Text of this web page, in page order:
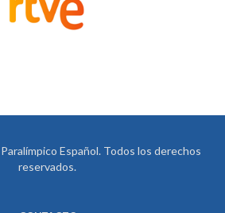
Español. Todos los derechos
reservados.